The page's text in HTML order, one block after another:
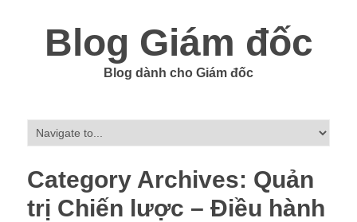
Blog Giám đốc
Blog dành cho Giám đốc
Category Archives: Quản
trị Chiến lược – Điều hành